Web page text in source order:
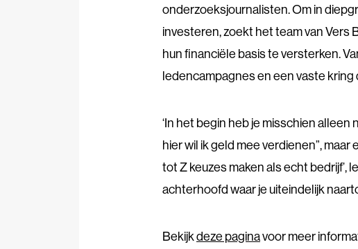
onderzoeksjournalisten. Om in
investeren, zoekt het team van Vers
hun financiële basis te versterken.
ledencampagnes en een vaste kring
‘In het begin heb je misschien alleen
hier wil ik geld mee verdienen”,
tot Z keuzes maken als echt bedrijf’,
achterhoofd waar je uiteindelijk
Bekijkdeze paginavoor meer